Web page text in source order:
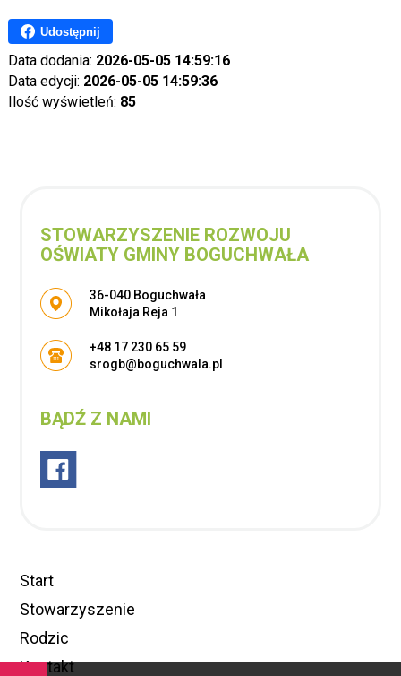
Udostępnij
Data dodania: 2026-05-05 14:59:16
Data edycji: 2026-05-05 14:59:36
Ilość wyświetleń: 85
STOWARZYSZENIE ROZWOJU
OŚWIATY GMINY BOGUCHWAŁA
Adres pocztowy:
36-040 Boguchwała
Mikołaja Reja 1
+48 17 230 65 59
srogb@boguchwala.pl
BĄDŹ Z NAMI
Start
Stowarzyszenie
Rodzic
Kontakt